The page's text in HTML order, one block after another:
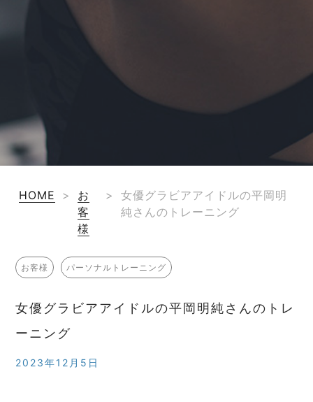
HOME >
お
客
様
>
女優グラビアアイドルの平岡明
純さんのトレーニング
お客様 パーソナルトレーニング
女優グラビアアイドルの平岡明純さんのトレ
ーニング
2023年12月5日